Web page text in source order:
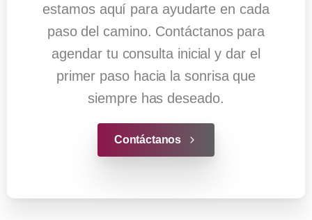
estamos aquí para ayudarte en cada
paso del camino. Contáctanos para
agendar tu consulta inicial y dar el
primer paso hacia la sonrisa que
siempre has deseado.
Contáctanos